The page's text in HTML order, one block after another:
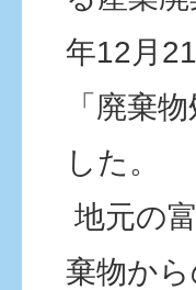
年12月
「廃棄
した。
地元の
棄物か